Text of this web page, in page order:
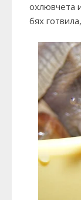
охлювчета
бях